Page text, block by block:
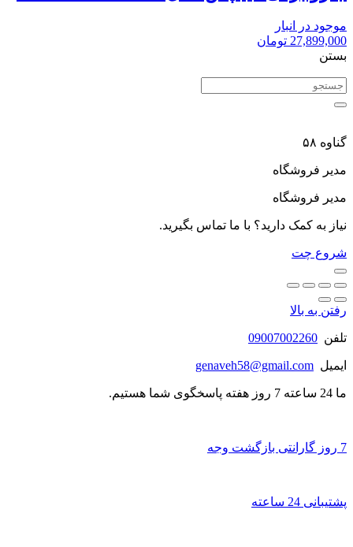
موجود در انبار
27,899,000 تومان
بستن
گناوه ۵۸
مدیر فروشگاه
مدیر فروشگاه
نیاز به کمک دارید؟ با ما تماس بگیرید.
شروع چت
رفتن به بالا
تلفن 09007002260
ایمیل genaveh58@gmail.com
ما 24 ساعته 7 روز هفته پاسخگوی شما هستیم.
7 روز گارانتی بازگشت وجه
پشتیبانی 24 ساعته